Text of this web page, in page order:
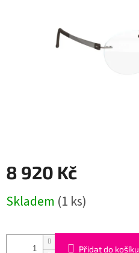
8 920 Kč
cena:
Skladem (1 ks)
Přidat do košíku